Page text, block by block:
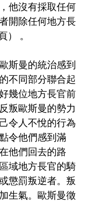
他沒有採取任何
開除任何地方長
。
斯曼的統治感到
不同部分聯合起
幾位地方長官前
叛歐斯曼的勢力
令人不悅的行為
令他們感到滿
他們回去的路
域地方長官的騎
懲罰叛逆者。叛
生氣。歐斯曼徵